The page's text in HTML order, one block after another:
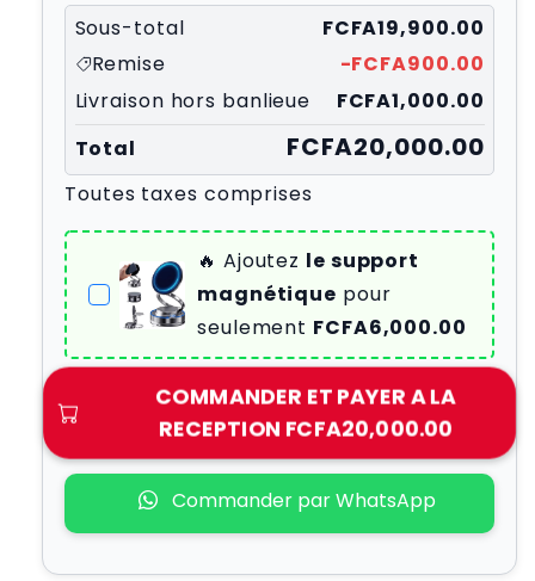
Sous-total
FCFA19,900.00
Remise
-FCFA900.00
Livraison hors banlieue
FCFA1,000.00
Total
FCFA20,000.00
Toutes taxes comprises
🔥 Ajoutez le support
magnétique pour
seulement FCFA6,000.00
COMMANDER ET PAYER A LA
RECEPTION FCFA20,000.00
Commander par WhatsApp